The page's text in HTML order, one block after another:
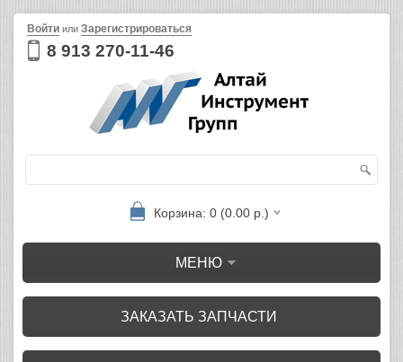
8 913 270-11-46
Войти или Зарегистрироваться
Корзина: 0 (0.00 р.)
МЕНЮ
ЗАКАЗАТЬ ЗАПЧАСТИ